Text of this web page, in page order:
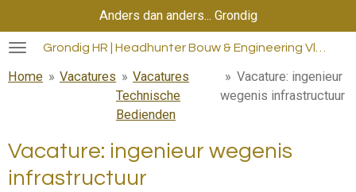
direct
naar
de
Grondig HR | Headhunter Bouw & Engineering Vlaanderen
Anders dan anders... Grondig
Home » Vacatures » Vacatures
Technische
Bedienden
» Vacature: ingenieur
wegenis infrastructuur
Vacature: ingenieur wegenis
infrastructuur